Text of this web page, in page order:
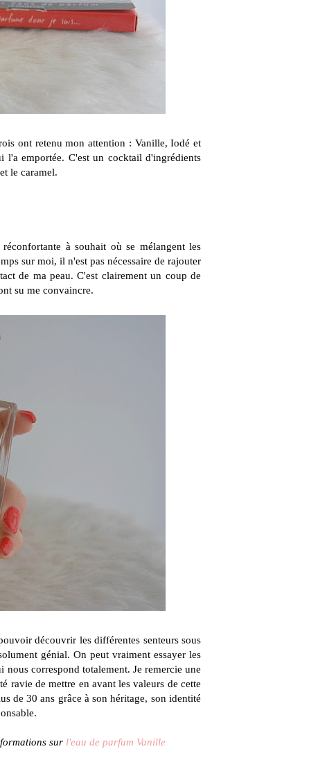
ont retenu mon attention : Vanille, Iodé et
l'a emportée. C'est un cocktail d'ingrédients
le caramel.
à souhait où se mélangent les
sur moi, il n'est pas nécessaire de rajouter
de ma peau. C'est clairement un coup de
su me convaincre.
découvrir les différentes senteurs sous
génial. On peut vraiment essayer les
correspond totalement. Je remercie une
ravie de mettre en avant les valeurs de cette
de 30 ans grâce à son héritage, son identité
sur l'eau de parfum Vanille